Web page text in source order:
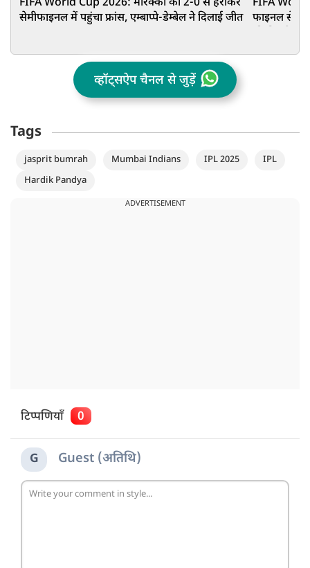
FIFA World Cup 2026: मोरक्को को 2-0 से हराकर
सेमीफाइनल में पहुंचा फ्रांस, एम्बाप्पे-डेम्बेल ने दिलाई जीत
FIFA World
फाइनल से
व्हॉट्सऐप चैनल से जुड़ें
Tags
jasprit bumrah Mumbai Indians IPL 2025
IPL
Hardik Pandya
ADVERTISEMENT
टिप्पणियाँ 0
G Guest (अतिथि)